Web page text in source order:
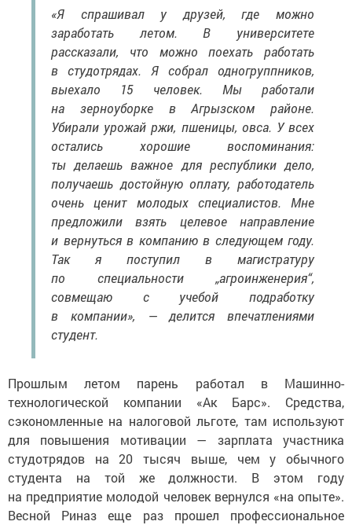
«Я спрашивал у друзей, где можно
заработать летом. В университете
рассказали, что можно поехать работать
в студотрядах. Я собрал одногруппников,
выехало 15 человек. Мы работали
на зерноуборке в Агрызском районе.
Убирали урожай ржи, пшеницы, овса. У всех
остались хорошие воспоминания:
ты делаешь важное для республики дело,
получаешь достойную оплату, работодатель
очень ценит молодых специалистов. Мне
предложили взять целевое направление
и вернуться в компанию в следующем году.
Так я поступил в магистратуру
по специальности „агроинженерия“,
совмещаю с учебой подработку
в компании», — делится впечатлениями
студент.
Прошлым летом парень работал в Машинно-
технологической компании «Ак Барс». Средства,
сэкономленные на налоговой льготе, там используют
для повышения мотивации — зарплата участника
студотрядов на 20 тысяч выше, чем у обычного
студента на той же должности. В этом году
на предприятие молодой человек вернулся «на опыте».
Весной Риназ еще раз прошел профессиональное